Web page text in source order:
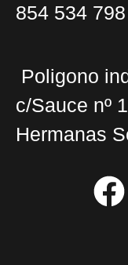
854 534 798
Poligono
c/Sauce nº
Hermanas